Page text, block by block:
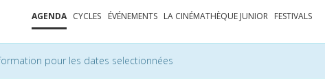
AGENDA CYCLES ÉVÉNEMENTS LA CINÉMATHÈQUE JUNIOR FESTIVALS
pour les dates selectionnées